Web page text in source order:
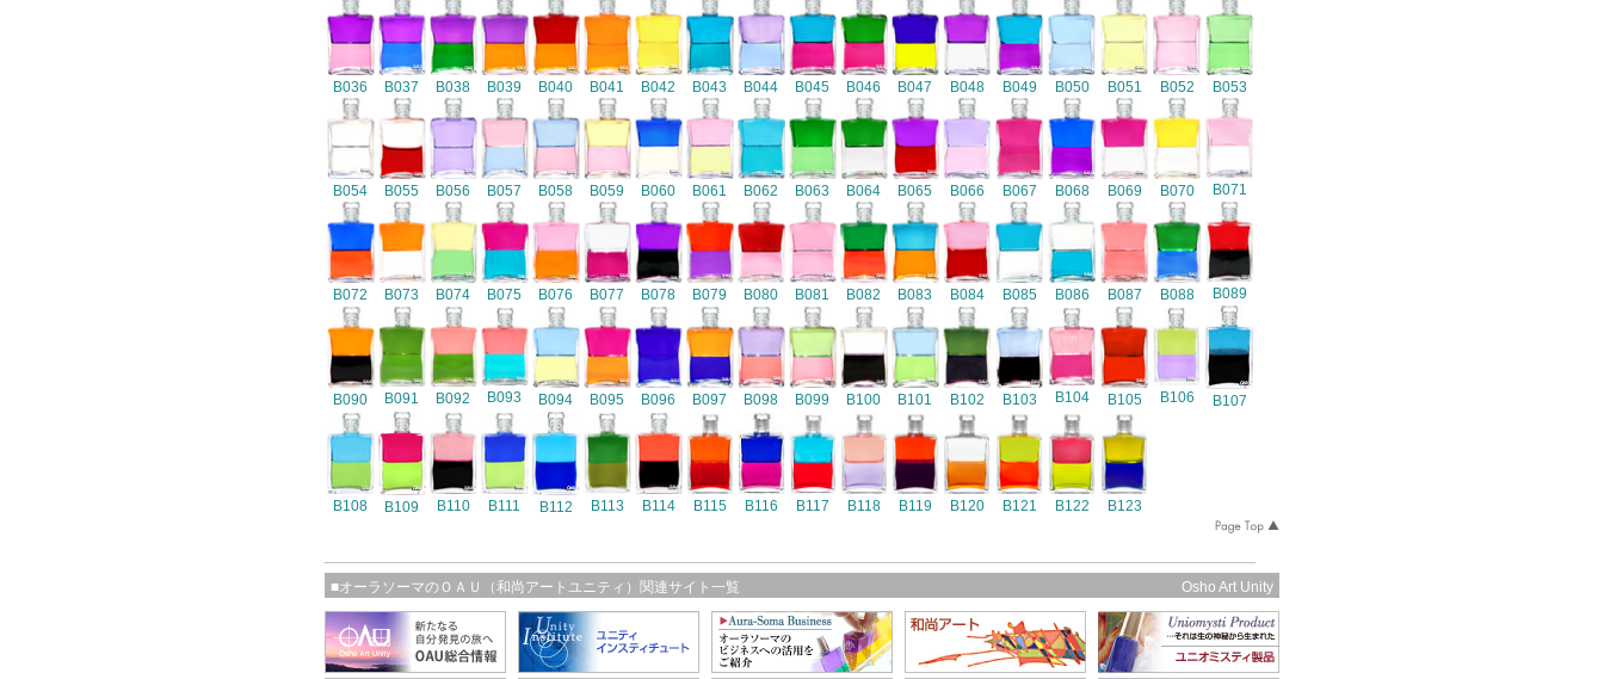
B036 B037 B038 B039 B040 B041 B042 B043 B044 B045 B046 B047 B048 B049 B050 B051 B052 B053
B054 B055 B056 B057 B058 B059 B060 B061 B062 B063 B064 B065 B066 B067 B068 B069 B070 B071
B072 B073 B074 B075 B076 B077 B078 B079 B080 B081 B082 B083 B084 B085 B086 B087 B088 B089
B090 B091 B092 B093 B094 B095 B096 B097 B098 B099 B100 B101 B102 B103 B104 B105 B106 B107
B108 B109 B110 B111 B112 B113 B114 B115 B116 B117 B118 B119 B120 B121 B122 B123
■オーラソーマのＯＡＵ（和尚アートユニティ）関連サイト一覧 Osho Art Unity